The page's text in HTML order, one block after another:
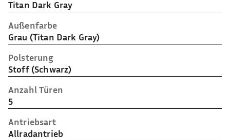
Titan Dark Gray
Außenfarbe
Grau (Titan Dark Gray)
Polsterung
Stoff (Schwarz)
Anzahl Türen
5
Antriebsart
Allradantrieb